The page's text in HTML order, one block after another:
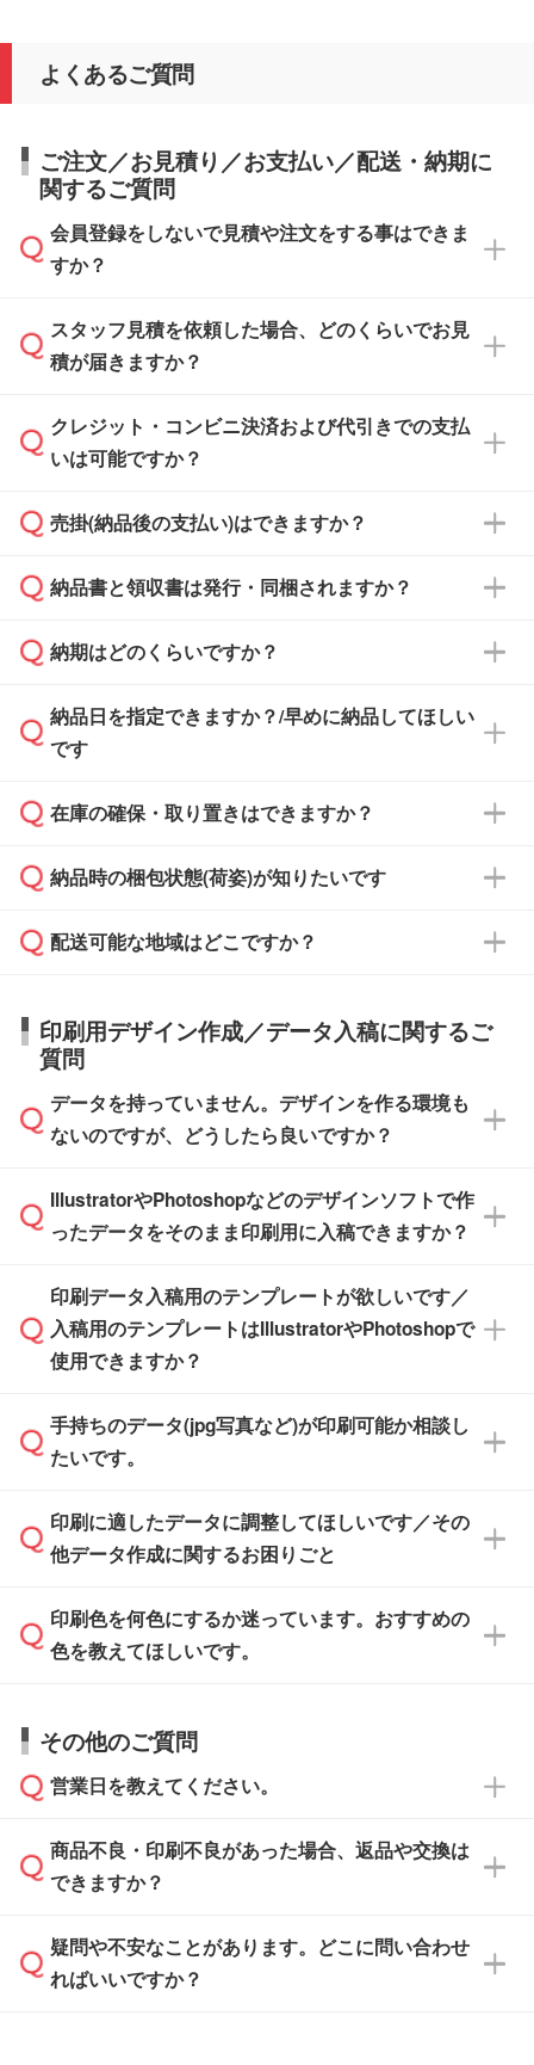
よくあるご質問
ご注文／お見積り／お支払い／配送・納期に
関するご質問
会員登録をしないで見積や注文をする事はできま
すか？
可能です。見積・注文フォームにて『ゲストの
まま進む』ボタンからお進みのうえ、ご依頼く
スタッフ見積を依頼した場合、どのくらいでお見
積が届きますか？
通常、翌営業日までにお送りしております。混
雑状況によっては、お時間をいただくこともご
依頼いただいた場合は、翌営業日以降のご連絡
クレジット・コンビニ決済および代引きでの支払
いは可能ですか？
銀行振込のみのご対応となります。
売掛(納品後の支払い)はできますか？
基本的には先入金をお願いしておりますが、自
どの場合は、月末締め翌月末払いに対応可能で
また、卒業・卒園記念品で対策委員会や個人様
校や幼稚園・保育園であれば、同様の条件でご
ご希望の際は担当スタッフまでお気軽にご相談
ください。
納品書と領収書は発行・同梱されますか？
納品書・領収書は ご依頼をいただいた場合の
ず、通常はPDFデータをメール添付でお送りし
ます。
たは注文フォームの『ご注文に関する備考欄』
納期はどのくらいですか？
・印刷する場合(500個程度)
ご入金、イメージ画像の校了から約2週間～2
ご入金確認後、1～2営業日で出荷いたしま
タッフまでお問い合わせください。
ル」に注文予定日をご入力いただくと、おおよ
その締切日や出荷目安をご確認いただけます。
品が決まりましたらお早めのご発注をお願いい
たします。
※土日祝日を除く営業日換算です。
※沖縄・離島は追加日数がかかります。
納品日を指定できますか？/早めに納品してほしい
です
ご希望の納期がある場合は、お問い合わせ・お
い。
応が可能かご案内いたします。
す。>>対象商品はこちら
※最短出荷日は商品によって異なります。各商
品ページにてご確認ください
在庫の確保・取り置きはできますか？
ご入金確認後に在庫を確保し、注文確定のご連
はできかねますので予めご了承ください。
納品時の梱包状態(荷姿)が知りたいです
商品によって異なります。各ページにある商品
す。(白箱、化粧箱、ブリスターパックなど)
【袋入り】 商品がひとつずつ袋に入っていま
す。(透明袋、デザイン袋など)
【個包装なし】 個包装がされていない状態で
※化粧箱から白箱への入れ替えや、オリジナル
箱の作成は原則承っておりません。
配送可能な地域はどこですか？
日本全国へお届けが可能です。なお、海外への
直接納品は行っておりませんので予めご了承く
ださい。
印刷用デザイン作成／データ入稿に関するご
質問
データを持っていません。デザインを作る環境も
ないのですが、どうしたら良いですか？
無料の「デザインシミュレーター」を使えば、
PCやスマホから簡単にデザインを作成できま
ザインソフトがなくても安心です。
また、「データ作成サービス
せいただければ、弊社にて無料でデザインデー
タを1点作成いたします。
IllustratorやPhotoshopなどのデザインソフトで作
ったデータをそのまま印刷用に入稿できますか？
IllustratorやPhotoshop、CLIP STUDIOなどのデ
ザインソフトでこだわりのデザインを作成した
い方は、完全データ入稿
積・ご注文フォームにアップロードしてご入稿
ください。
ご入稿後は経験豊富なスタッフがデータに不備
がないかチェックし、お客様と確認してから印
刷に進みますので、ご安心ください。
印刷データ入稿用のテンプレートが欲しいです／
入稿用のテンプレートはIllustratorやPhotoshopで
使用できますか？
一部商品は入稿用テンプレートのご用意があり
ます。各商品ページの『印刷方法・テンプレー
入稿用のテンプレートはPDF形式ですが、
IllustratorやPhotoshopで開いてご利用いただけ
方」をご確認ください。
手持ちのデータ(jpg写真など)が印刷可能か相談し
たいです。
印刷に適したデータ・解像度かどうか、担当ス
タッフが事前に確認いたします。
ムへ添付いただくか、担当スタッフ宛にメール
でお送りください。
い合わせください。
なお、印刷用データの作り方に関する詳細は、
印刷に適したデータに調整してほしいです／その
他データ作成に関するお困りごと
データ作成でお困りの際には、担当スタッフが
サポートいたしますのでお気軽にご相談くださ
から添付してお送りください。
しい
解像度の低い画像や、手書きのイラスト、写真
などを、印刷に適したベクターデータに変換し
・フルカラーデータを1色に変換してほしい
印刷色を何色にするか迷っています。おすすめの
色を教えてほしいです。
お見積・ご注文・
相談いただきますと、担当スタッフがお客様の
ご希望や商品の本体色を確認し、印刷色をご提
本体色がブラック、ネイビーなど濃色の場合は
白色か淡い色の印刷色をおすすめしておりま
本体色がナチュラルなど淡色の場合、印刷をく
っきりと目立たせたいときは濃い印刷色が、柔
らかい雰囲気にしたいときは淡い印刷色が映え
その他のご質問
営業日を教えてください。
営業日は平日の10:00～18:00で、土日祝日はお
休みとなります。注文・見積・お問い合わせ
速やかに対応いたします。
商品不良・印刷不良があった場合、返品や交換は
できますか？
お手数をお掛けいたしますが、至急担当スタッ
フまでご連絡ください。商品の状況を確認し、
疑問や不安なことがあります。どこに問い合わせ
ればいいですか？